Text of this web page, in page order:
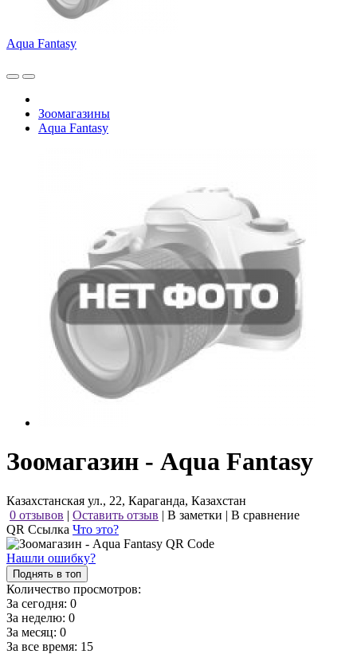
Aqua Fantasy
Зоомагазины
Aqua Fantasy
Зоомагазин - Aqua Fantasy
Казахстанская ул., 22, Караганда, Казахстан
0 отзывов | Оставить отзыв | В заметки | В сравнение
QR Ссылка Что это?
Нашли ошибку?
Поднять в топ
Количество просмотров:
За сегодня: 0
За неделю: 0
За месяц: 0
За все время: 15